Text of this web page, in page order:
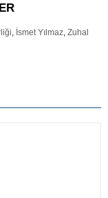
İsmet Yılmaz Zuhal